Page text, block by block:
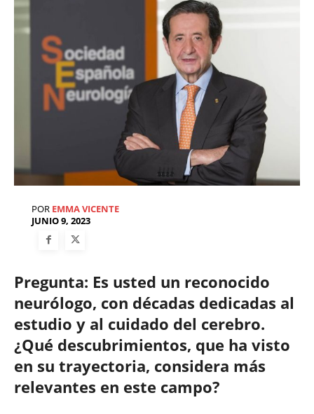
POR EMMA VICENTE
JUNIO 9, 2023
Pregunta: Es usted un reconocido
neurólogo, con décadas dedicadas al
estudio y al cuidado del cerebro.
¿Qué descubrimientos, que ha visto
en su trayectoria, considera más
relevantes en este campo?